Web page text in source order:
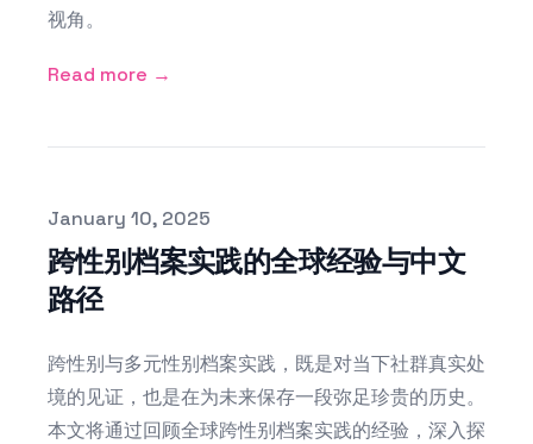
视角。
Read more →
Published on
January 10, 2025
跨性别档案实践的全球经验与中文
路径
跨性别与多元性别档案实践，既是对当下社群真实处
境的见证，也是在为未来保存一段弥足珍贵的历史。
本文将通过回顾全球跨性别档案实践的经验，深入探